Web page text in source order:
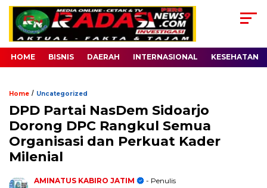
HOME BISNIS DAERAH INTERNASIONAL KESEHATAN
Home / Uncategorized
DPD Partai NasDem Sidoarjo
Dorong DPC Rangkul Semua
Organisasi dan Perkuat Kader
Milenial
AMINATUS KABIRO JATIM
- Penulis